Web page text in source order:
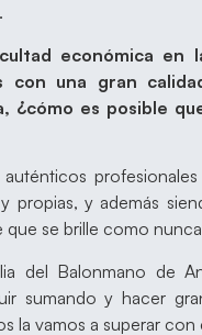
económica en
con una gran
¿cómo es posible
propias, y además
se brille como
del Balonmano de
sumando y hacer
la vamos a superar con